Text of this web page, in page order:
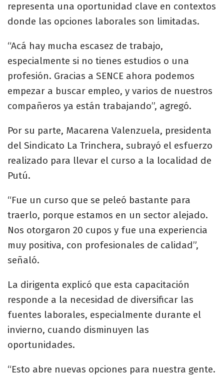
representa una oportunidad clave en contextos
donde las opciones laborales son limitadas.
“Acá hay mucha escasez de trabajo,
especialmente si no tienes estudios o una
profesión. Gracias a SENCE ahora podemos
empezar a buscar empleo, y varios de nuestros
compañeros ya están trabajando”, agregó.
Por su parte, Macarena Valenzuela, presidenta
del Sindicato La Trinchera, subrayó el esfuerzo
realizado para llevar el curso a la localidad de
Putú.
“Fue un curso que se peleó bastante para
traerlo, porque estamos en un sector alejado.
Nos otorgaron 20 cupos y fue una experiencia
muy positiva, con profesionales de calidad”,
señaló.
La dirigenta explicó que esta capacitación
responde a la necesidad de diversificar las
fuentes laborales, especialmente durante el
invierno, cuando disminuyen las
oportunidades.
“Esto abre nuevas opciones para nuestra gente.